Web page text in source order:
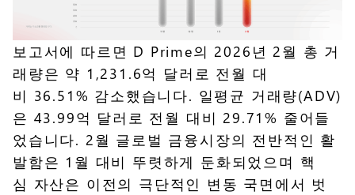
보고서에 따르면 D Prime의 2026년 2월 총 거
래량은 약 1,231.6억 달러로 전월 대
비 36.51% 감소했습니다. 일평균 거래량(ADV)
은 43.99억 달러로 전월 대비 29.71% 줄어들
었습니다. 2월 글로벌 금융시장의 전반적인 활
발함은 1월 대비 뚜렷하게 둔화되었으며 핵
심 자산은 이전의 극단적인 변동 국면에서 벗